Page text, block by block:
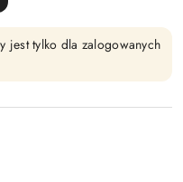
jest tylko dla zalogowanych